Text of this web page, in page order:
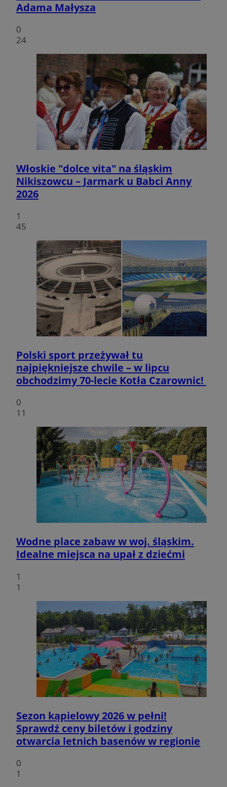
Adama Małysza
0
24
Włoskie "dolce vita" na śląskim
Nikiszowcu – Jarmark u Babci Anny
2026
1
45
Polski sport przeżywał tu
najpiękniejsze chwile – w lipcu
obchodzimy 70-lecie Kotła Czarownic!
0
11
Wodne place zabaw w woj. śląskim.
Idealne miejsca na upał z dziećmi
1
1
Sezon kąpielowy 2026 w pełni!
Sprawdź ceny biletów i godziny
otwarcia letnich basenów w regionie
0
1